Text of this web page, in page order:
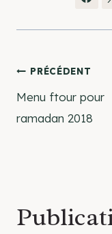
de
PRÉCÉDENT
Menu ftour pour
ramadan 2018